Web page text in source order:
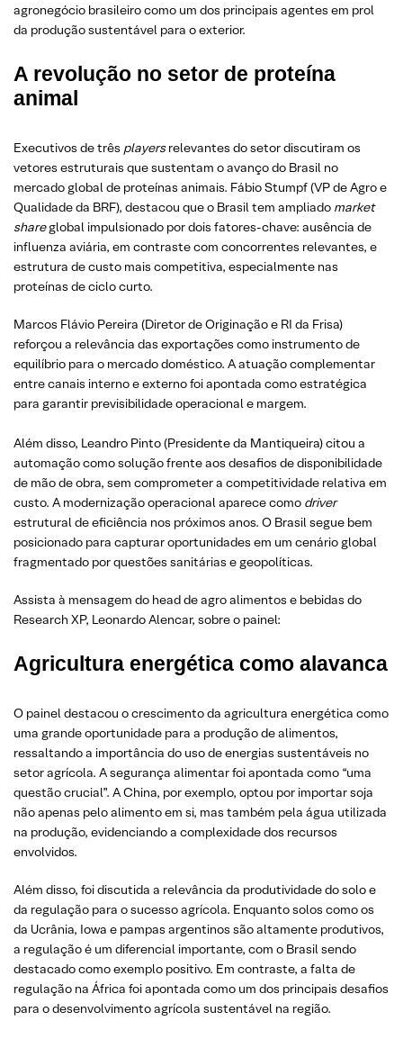
agronegócio brasileiro como um dos principais agentes em prol
da produção sustentável para o exterior.
A revolução no setor de proteína
animal
Executivos de três playersrelevantes do setor discutiram os
vetores estruturais que sustentam o avanço do Brasil no
mercado global de proteínas animais. Fábio Stumpf (VP de Agro e
Qualidade da BRF), destacou que o Brasil tem ampliado market
shareglobal impulsionado por dois fatores-chave: ausência de
influenza aviária, em contraste com concorrentes relevantes, e
estrutura de custo mais competitiva, especialmente nas
proteínas de ciclo curto.
Marcos Flávio Pereira (Diretor de Originação e RI da Frisa)
reforçou a relevância das exportações como instrumento de
equilíbrio para o mercado doméstico. A atuação complementar
entre canais interno e externo foi apontada como estratégica
para garantir previsibilidade operacional e margem.
Além disso, Leandro Pinto (Presidente da Mantiqueira) citou a
automação como solução frente aos desafios de disponibilidade
de mão de obra, sem comprometer a competitividade relativa em
custo. A modernização operacional aparece como driver
estrutural de eficiência nos próximos anos. O Brasil segue bem
posicionado para capturar oportunidades em um cenário global
fragmentado por questões sanitárias e geopolíticas.
Assista à mensagem do head de agro alimentos e bebidas do
Research XP, Leonardo Alencar, sobre o painel:
Agricultura energética como alavanca
O painel destacou o crescimento da agricultura energética como
uma grande oportunidade para a produção de alimentos,
ressaltando a importância do uso de energias sustentáveis no
setor agrícola. A segurança alimentar foi apontada como “uma
questão crucial”. A China, por exemplo, optou por importar soja
não apenas pelo alimento em si, mas também pela água utilizada
na produção, evidenciando a complexidade dos recursos
envolvidos.
Além disso, foi discutida a relevância da produtividade do solo e
da regulação para o sucesso agrícola. Enquanto solos como os
da Ucrânia, Iowa e pampas argentinos são altamente produtivos,
a regulação é um diferencial importante, com o Brasil sendo
destacado como exemplo positivo. Em contraste, a falta de
regulação na África foi apontada como um dos principais desafios
para o desenvolvimento agrícola sustentável na região.